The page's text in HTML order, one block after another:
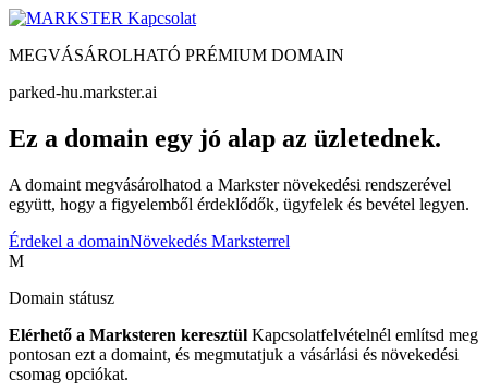
Kapcsolat
MEGVÁSÁROLHATÓ PRÉMIUM DOMAIN
parked-hu.markster.ai
Ez a domain egy jó alap az üzletednek.
A domaint megvásárolhatod a Markster növekedési rendszerével
együtt, hogy a figyelemből érdeklődők, ügyfelek és bevétel legyen.
Érdekel a domainNövekedés Marksterrel
M
Domain státusz
Elérhető a Marksteren keresztül Kapcsolatfelvételnél említsd meg
pontosan ezt a domaint, és megmutatjuk a vásárlási és növekedési
csomag opciókat.